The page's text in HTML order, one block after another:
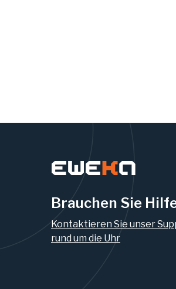
Brauchen Sie
Kontaktieren Sie unser
rund um die Uhr